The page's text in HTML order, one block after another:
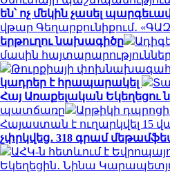
են՝ ոչ մեկին չասել
վթար Գեղարքունիքում․ «ԳԱԶ
երթուղու նախագիծը
մասին
Թուրքիայի
կադրեր է հրապարակել
Հայ Առաքելական
պատճառը
Արթիկի
Հայաստան է ուղարկվել 15
չփրկվեց․ 318 գրամ
ԱՀԿ-ն հետևում է
Եկեղեցին․ Նինա